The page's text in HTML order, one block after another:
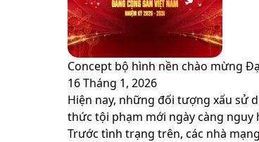
Concept bộ hình nền chào mừng
16 Tháng 1, 2026
Hiện nay, những đối tượng xấu sử
thức tội phạm mới ngày càng
Trước tình trạng trên, các nhà